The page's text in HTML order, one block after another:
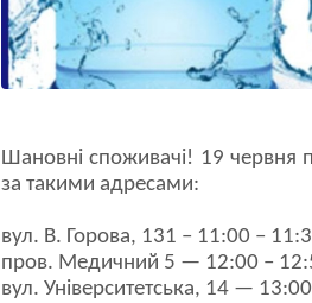
Шановні споживачі! 19 червня
за такими адресами:
вул. В. Горова, 131 – 11:00 –
пров. Медичний 5 — 12:00 –
вул. Університетська, 14 —